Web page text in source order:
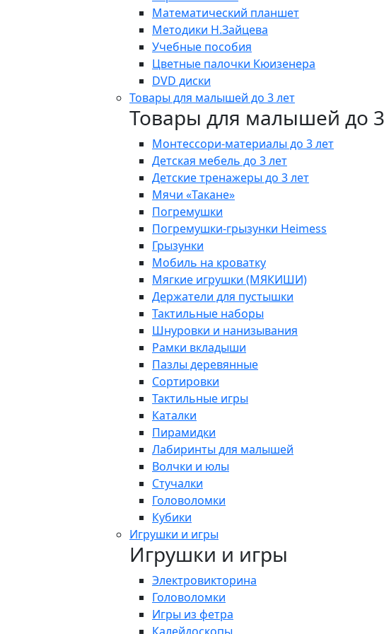
Математический планшет
Методики Н.Зайцева
Учебные пособия
Цветные палочки Кюизенера
DVD диски
Товары для малышей до 3 лет
Товары для малышей до
Монтессори-материалы до 3 лет
Детская мебель до 3 лет
Детские тренажеры до 3 лет
Мячи «Такане»
Погремушки
Погремушки-грызунки Heimess
Грызунки
Мобиль на кроватку
Мягкие игрушки (МЯКИШИ)
Держатели для пустышки
Тактильные наборы
Шнуровки и нанизывания
Рамки вкладыши
Пазлы деревянные
Сортировки
Тактильные игры
Каталки
Пирамидки
Лабиринты для малышей
Волчки и юлы
Стучалки
Головоломки
Кубики
Игрушки и игры
Игрушки и игры
Электровикторина
Головоломки
Игры из фетра